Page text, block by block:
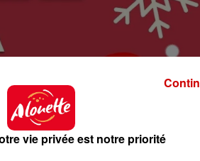
vie privée est notre priorité